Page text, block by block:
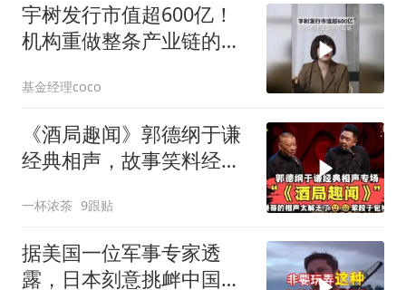
宇树发行市值超600亿！
机构重做整条产业链的尺
基金经理coco
《酒局趣闻》郭德纲于谦
经典相声，故事笑料经典
一杯浓茶 9跟贴
据美国一位军事专家透
露，日本刻意挑衅中国，